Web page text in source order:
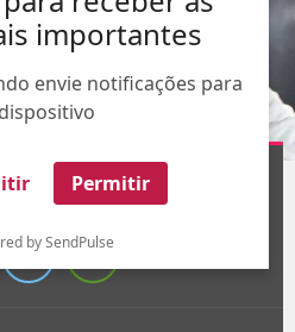
importantes
envie notificações para
Permitir
by SendPulse
1/5